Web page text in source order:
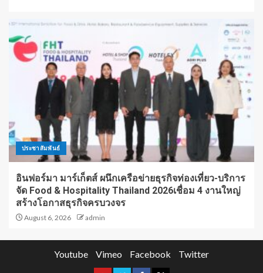
ประชาสัมพันธ์
อินฟอร์มา มาร์เก็ตส์ ผนึกเครือข่ายธุรกิจท่องเที่ยว-บริการ
จัด Food & Hospitality Thailand 2026เชื่อม 4 งานใหญ่
สร้างโอกาสธุรกิจครบวงจร
August 6, 2026 admin
Youtube Vimeo Facebook Twitter